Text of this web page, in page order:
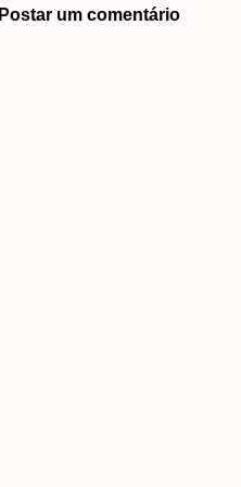
Postar um comentário